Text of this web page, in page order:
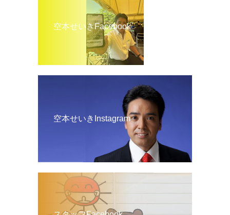
空本せいきFacebook
空本せいきInstagram